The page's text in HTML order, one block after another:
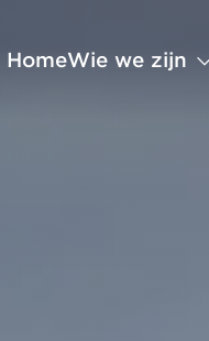
HomeWie we zijn